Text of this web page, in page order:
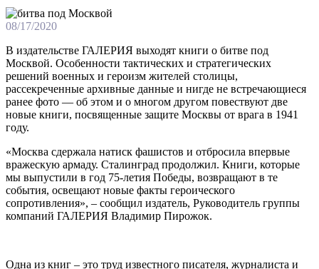
08/17/2020
В издательстве ГАЛЕРИЯ выходят книги о битве под
Москвой. Особенности тактических и стратегических
решений военных и героизм жителей столицы,
рассекреченные архивные данные и нигде не встречающиеся
ранее фото — об этом и о многом другом повествуют две
новые книги, посвященные защите Москвы от врага в 1941
году.
«Москва сдержала натиск фашистов и отбросила впервые
вражескую армаду. Сталинград продолжил. Книги, которые
мы выпустили в год 75-летия Победы, возвращают в те
события, освещают новые факты героического
сопротивления», – сообщил издатель, Руководитель группы
компаний ГАЛЕРИЯ Владимир Пирожок.
Одна из книг – это труд известного писателя, журналиста и